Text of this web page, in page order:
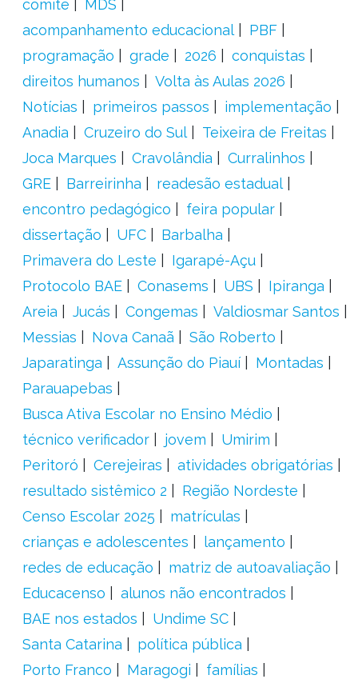
comitê
MDS
acompanhamento educacional
PBF
programação
grade 2026
conquistas
direitos humanos
Volta às Aulas 2026
Notícias
primeiros passos
implementação
Anadia
Cruzeiro do Sul
Teixeira de Freitas
Joca Marques
Cravolândia
Curralinhos
GRE
Barreirinha
readesão estadual
encontro pedagógico
feira popular
dissertação
UFC
Barbalha
Primavera do Leste
Igarapé-Açu
Protocolo BAE
Conasems UBS
Ipiranga
Areia
Jucás Congemas
Valdiosmar Santos
Messias
Nova Canaã
São Roberto
Japaratinga
Assunção do Piauí
Montadas
Parauapebas
Busca Ativa Escolar no Ensino Médio
técnico verificador
jovem
Umirim
Peritoró
Cerejeiras
atividades obrigatórias
resultado sistêmico 2
Região Nordeste
Censo Escolar 2025
matrículas
crianças e adolescentes
lançamento
redes de educação
matriz de autoavaliação
Educacenso
alunos não encontrados
BAE nos estados
Undime SC
Santa Catarina
política pública
Porto Franco
Maragogi
famílias